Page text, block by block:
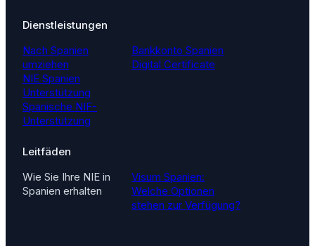
Dienstleistungen
Nach Spanien
umziehen
NIE Spanien
Unterstützung
Spanische NIF-
Unterstützung
Bankkonto Spanien
Digital Certificate
Leitfäden
Wie Sie Ihre NIE in
Spanien erhalten
Visum Spanien:
Welche Optionen
stehen zur Verfügung?